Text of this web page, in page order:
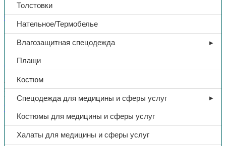
Толстовки
Нательное/Термобелье
Влагозащитная спецодежда
Плащи
Костюм
Спецодежда для медицины и сферы услуг
Костюмы для медицины и сферы услуг
Халаты для медицины и сферы услуг
Обувь
Тапочки вельвет, резина
В избранное
Артикул:Н/Д
Поделиться:
Поделиться в Telegram
Whatsapp
Описание
Доп. информация